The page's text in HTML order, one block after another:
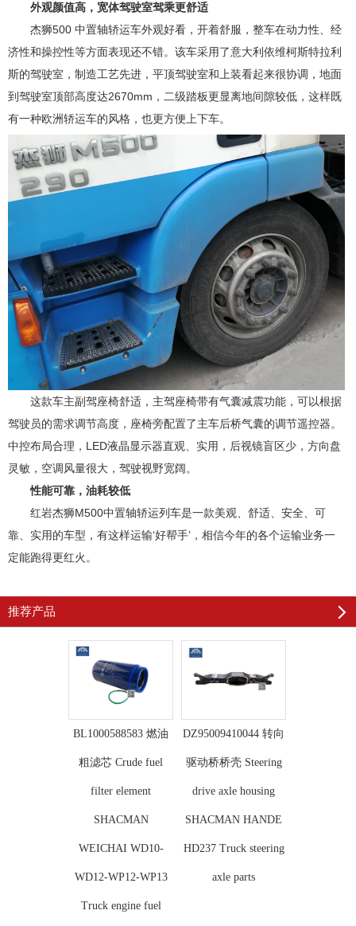
外观颜值高，宽体驾驶室驾乘更舒适
杰狮500 中置轴轿运车外观好看，开着舒服，整车在动力性、经
济性和操控性等方面表现还不错。该车采用了意大利依维柯斯特拉利
斯的驾驶室，制造工艺先进，平顶驾驶室和上装看起来很协调，地面
到驾驶室顶部高度达2670mm，二级踏板更显离地间隙较低，这样既
有一种欧洲轿运车的风格，也更方便上下车。
这款车主副驾座椅舒适，主驾座椅带有气囊减震功能，可以根据
驾驶员的需求调节高度，座椅旁配置了主车后桥气囊的调节遥控器。
中控布局合理，LED液晶显示器直观、实用，后视镜盲区少，方向盘
灵敏，空调风量很大，驾驶视野宽阔。
性能可靠，油耗较低
红岩杰狮M500中置轴轿运列车是一款美观、舒适、安全、可
靠、实用的车型，有这样运输‘好帮手’，相信今年的各个运输业务一
定能跑得更红火。
推荐产品
BL1000588583 燃油
粗滤芯 Crude fuel
filter element
SHACMAN
WEICHAI WD10-
WD12-WP12-WP13
Truck engine fuel
DZ95009410044 转向
驱动桥桥壳 Steering
drive axle housing
SHACMAN HANDE
HD237 Truck steering
axle parts